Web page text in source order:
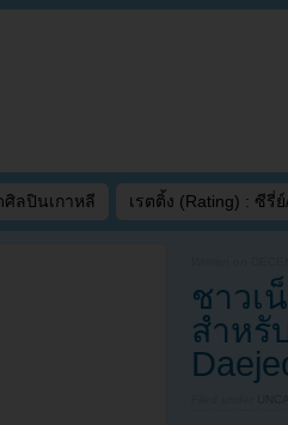
ศิลปินเกาหลี เรตติ้ง (Rating) : ซีรี่
ชาวเ
สำหรั